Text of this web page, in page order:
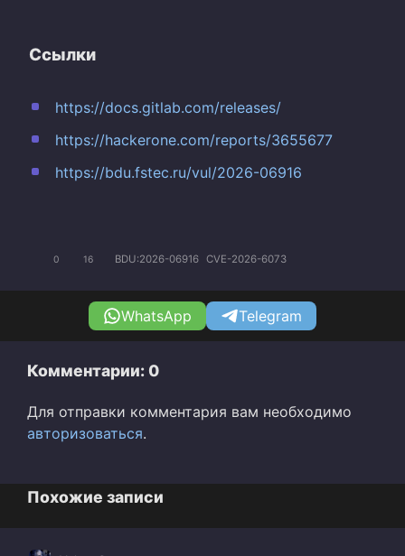
Ссылки
https://docs.gitlab.com/releases/
https://hackerone.com/reports/3655677
https://bdu.fstec.ru/vul/2026-06916
0 16 BDU:2026-06916 CVE-2026-6073
WhatsApp Telegram
Комментарии: 0
Для отправки комментария вам необходимо
авторизоваться.
Похожие записи